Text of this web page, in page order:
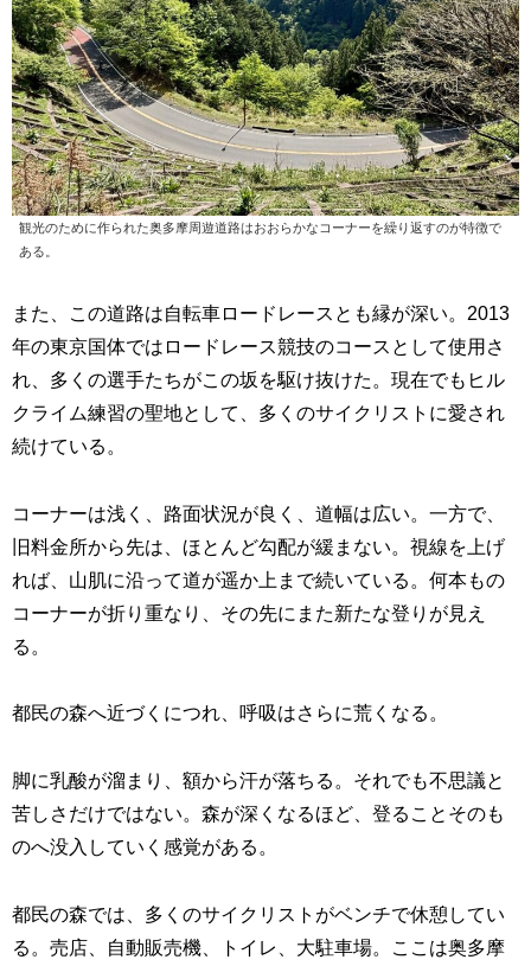
観光のために作られた奥多摩周遊道路はおおらかなコーナーを繰り返すのが特徴で
ある。
また、この道路は自転車ロードレースとも縁が深い。2013
年の東京国体ではロードレース競技のコースとして使用さ
れ、多くの選手たちがこの坂を駆け抜けた。現在でもヒル
クライム練習の聖地として、多くのサイクリストに愛され
続けている。
コーナーは浅く、路面状況が良く、道幅は広い。一方で、
旧料金所から先は、ほとんど勾配が緩まない。視線を上げ
れば、山肌に沿って道が遥か上まで続いている。何本もの
コーナーが折り重なり、その先にまた新たな登りが見え
る。
都民の森へ近づくにつれ、呼吸はさらに荒くなる。
脚に乳酸が溜まり、額から汗が落ちる。それでも不思議と
苦しさだけではない。森が深くなるほど、登ることそのも
のへ没入していく感覚がある。
都民の森では、多くのサイクリストがベンチで休憩してい
る。売店、自動販売機、トイレ、大駐車場。ここは奥多摩